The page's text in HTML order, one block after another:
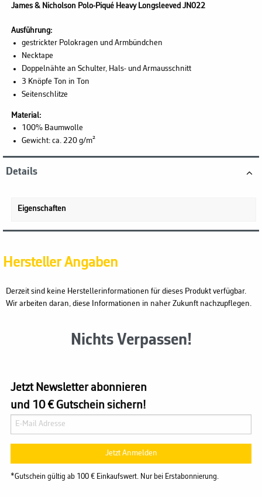
James & Nicholson Polo-Piqué Heavy Longsleeved JN022
Ausführung:
gestrickter Polokragen und Armbündchen
Necktape
Doppelnähte an Schulter, Hals- und Armausschnitt
3 Knöpfe Ton in Ton
Seitenschlitze
Material:
100% Baumwolle
Gewicht: ca. 220 g/m²
Details
Eigenschaften
Hersteller Angaben
Derzeit sind keine Herstellerinformationen für dieses Produkt verfügbar.
Wir arbeiten daran, diese Informationen in naher Zukunft nachzupflegen.
Nichts Verpassen!
Jetzt Newsletter abonnieren
und 10 € Gutschein sichern!
Jetzt Anmelden
*Gutschein gültig ab 100 € Einkaufswert. Nur bei Erstabonnierung.